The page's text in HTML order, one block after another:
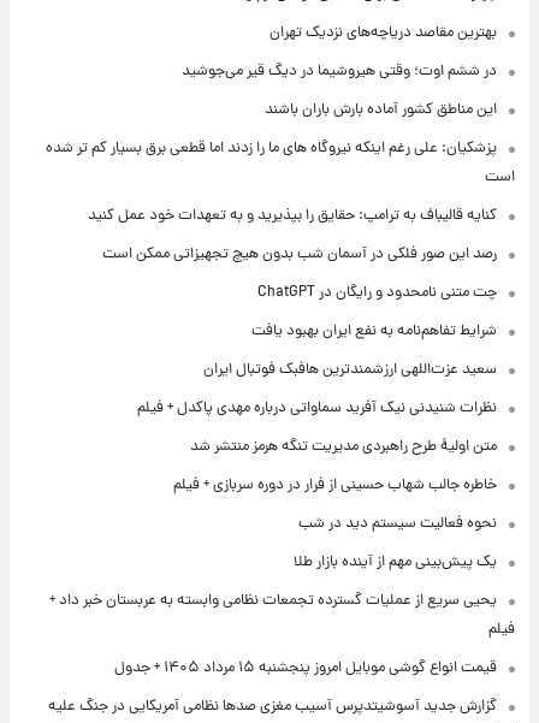
بهترین مقاصد دریاچه‌های نزدیک تهران
در ششم اوت؛ وقتی هیروشیما در دیگ قیر می‌جوشید
این مناطق کشور آماده بارش باران باشند
پزشکیان: علی رغم اینکه نیروگاه های ما را زدند اما قطعی برق بسیار کم تر شده
است
کنایه قالیباف به ترامپ: حقایق را بپذیرید و به تعهدات خود عمل کنید
رصد این صور فلکی در آسمان شب بدون هیچ تجهیزاتی ممکن است
چت متنی نامحدود و رایگان در ChatGPT
شرایط تفاهم‌نامه به نفع ایران بهبود یافت
سعید عزت‌اللهی ارزشمندترین هافبک فوتبال ایران
نظرات شنیدنی نیک آفرید سماواتی درباره مهدی پاکدل + فیلم
متن اولیۀ طرح راهبردی مدیریت تنگه هرمز منتشر شد
خاطره جالب شهاب حسینی از فرار در دوره سربازی + فیلم
نحوه فعالیت سیستم دید در شب
یک پیش‌بینی مهم از آینده بازار طلا
یحیی سریع از عملیات گسترده تجمعات نظامی وابسته به عربستان خبر داد +
فیلم
قیمت انواع گوشی موبایل امروز پنجشنبه ۱۵ مرداد ۱۴۰۵ + جدول
گزارش جدید آسوشیتدپرس آسیب مغزی صدها نظامی آمریکایی در جنگ علیه